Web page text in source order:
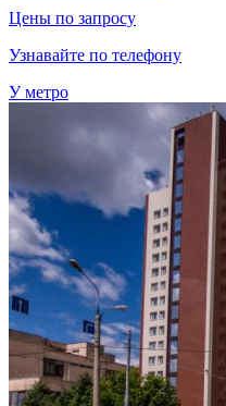
Цены по запросу
Узнавайте по телефону
У метро